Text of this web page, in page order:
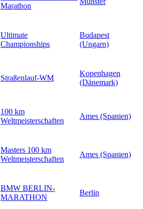
Marathon
Ultimate
Championships
Budapest
(Ungarn)
Straßenlauf-WM
Kopenhagen
(Dänemark)
100 km
Weltmeisterschaften
Ames (Spanien)
Masters 100 km
Weltmeisterschaften
Ames (Spanien)
BMW BERLIN-
MARATHON
Berlin